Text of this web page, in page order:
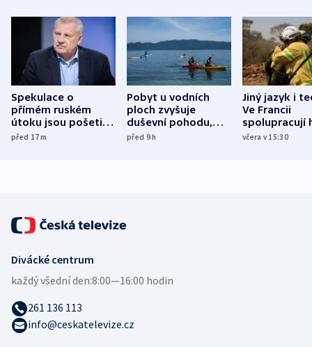
Spekulace o
přímém ruském
útoku jsou pošetilé,
míní estonský
před 17m
Pobyt u vodních
ploch zvyšuje
duševní pohodu,
ukázala
před 9h
Jiný jazyk i
Ve Francii
spolupracují
různých zemí
včera v 15:30
Divácké centrum
každý všední den:8:00—16:00 hodin
261 136 113
info@ceskatelevize.cz